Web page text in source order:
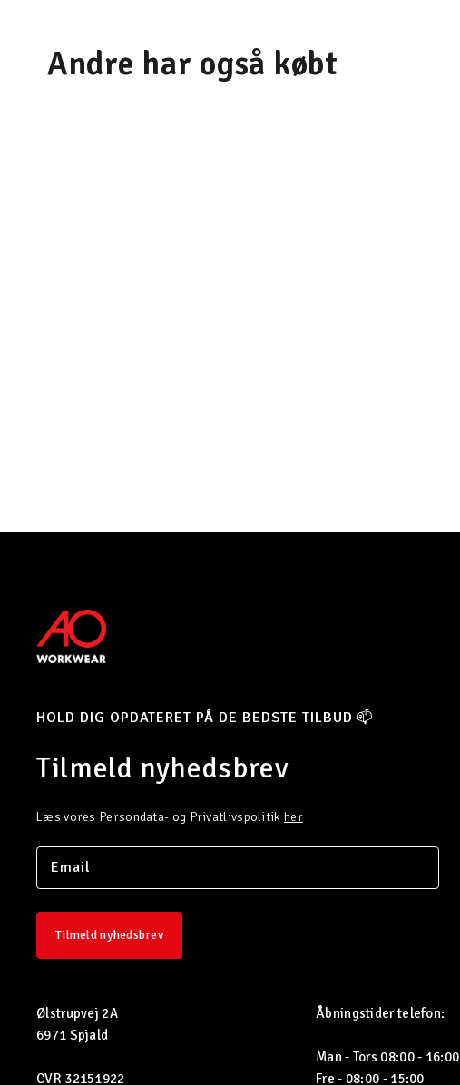
Andre har også købt
HOLD DIG OPDATERET PÅ DE BEDSTE TILBUD 📫
Tilmeld nyhedsbrev
Læs vores Persondata- og Privatlivspolitik her
Tilmeld nyhedsbrev
Ølstrupvej 2A
6971 Spjald
CVR 32151922
Åbningstider telefon:
Man - Tors 08:00 - 16:00
Fre - 08:00 - 15:00